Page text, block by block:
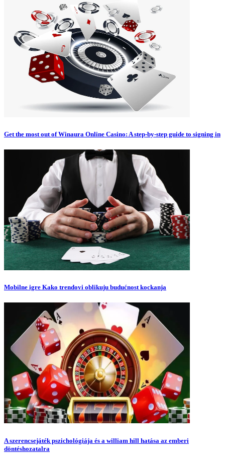
Get the most out of Winaura Online Casino: A step-by-step guide to signing in
Mobilne igre Kako trendovi oblikuju budućnost kockanja
A szerencsejáték pszichológiája és a william hill hatása az emberi
döntéshozatalra